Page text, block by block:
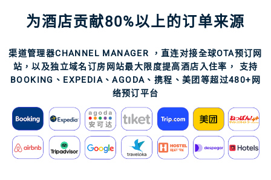
为酒店贡献80%以上的订单来源
渠道管理器CHANNEL MANAGER ，直连对接全球OTA预订网
站，以及独立域名订房网站最大限度提高酒店入住率， 支持
BOOKING、EXPEDIA、AGODA、携程、美团等超过480+网
络预订平台